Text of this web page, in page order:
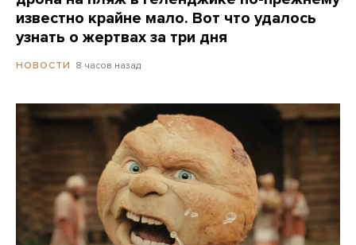
известно крайне мало. Вот что удалось
узнать о жертвах за три дня
НОВОСТИ 8 часов назад